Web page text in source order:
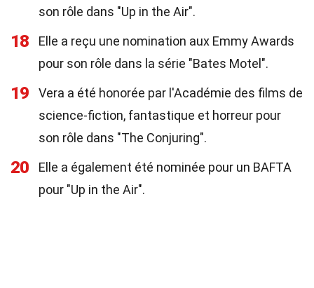
son rôle dans "Up in the Air".
18
Elle a reçu une nomination aux Emmy Awards
pour son rôle dans la série "Bates Motel".
19
Vera a été honorée par l'Académie des films de
science-fiction, fantastique et horreur pour
son rôle dans "The Conjuring".
20
Elle a également été nominée pour un BAFTA
pour "Up in the Air".